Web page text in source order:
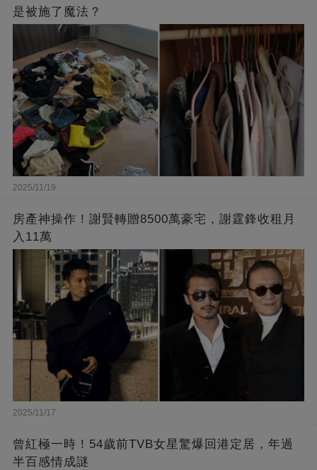
是被施了魔法？
2025/11/19
房產神操作！謝賢轉贈8500萬豪宅，謝霆鋒收租月
入11萬
2025/11/17
曾紅極一時！54歲前TVB女星驚爆回港定居，年過
半百感情成謎